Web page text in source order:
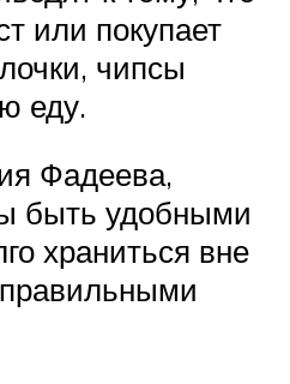
или покупает
чипсы
еду.
Фадеева,
быть удобными
храниться вне